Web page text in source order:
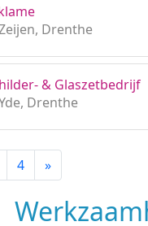
Drenthe
& Glaszetbedrijf
Drenthe
4 »